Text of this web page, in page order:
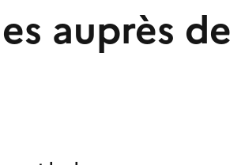
auprès de